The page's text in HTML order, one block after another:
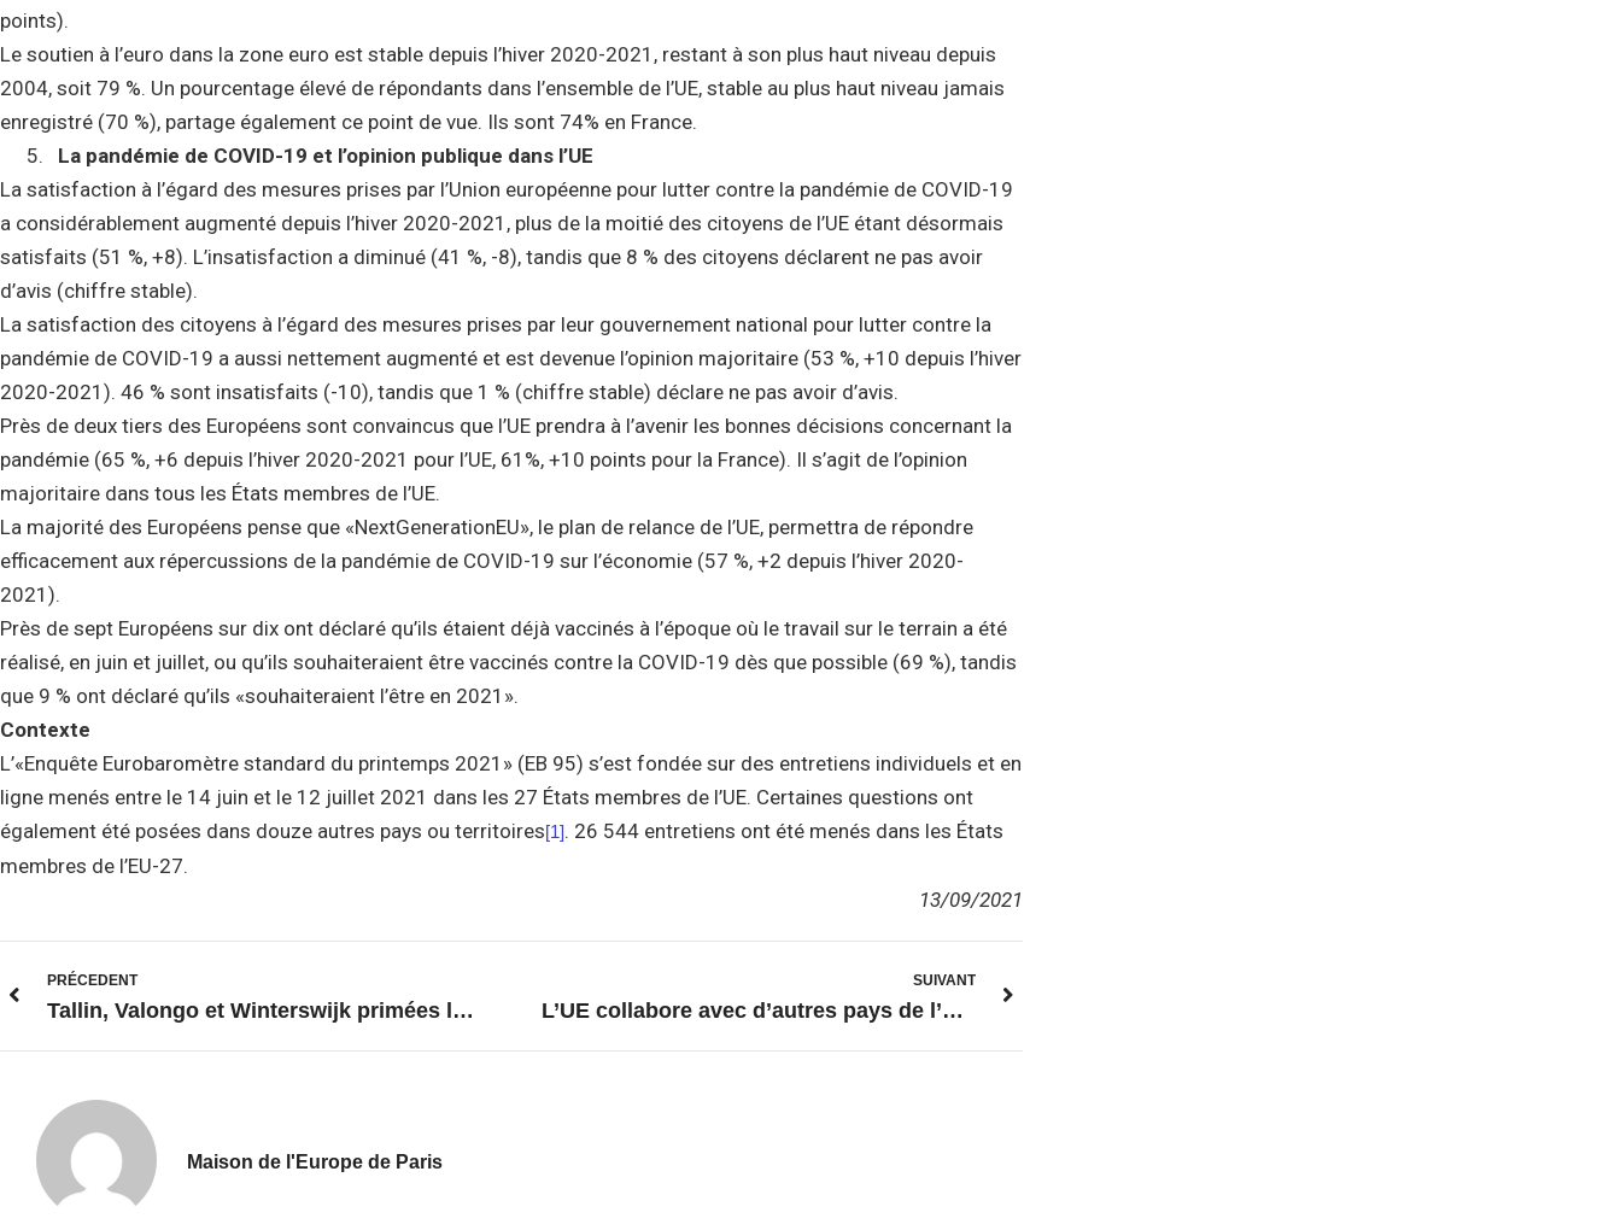
points).
Le soutien à l’euro dans la zone euro est stable depuis l’hiver 2020-2021, restant à son plus haut niveau depuis
2004, soit 79 %. Un pourcentage élevé de répondants dans l’ensemble de l’UE, stable au plus haut niveau jamais
enregistré (70 %), partage également ce point de vue. Ils sont 74% en France.
La pandémie de COVID-19 et l’opinion publique dans l’UE
La satisfaction à l’égard des mesures prises par l’Union européenne pour lutter contre la pandémie de COVID-19
a considérablement augmenté depuis l’hiver 2020-2021, plus de la moitié des citoyens de l’UE étant désormais
satisfaits (51 %, +8). L’insatisfaction a diminué (41 %, -8), tandis que 8 % des citoyens déclarent ne pas avoir
d’avis (chiffre stable).
La satisfaction des citoyens à l’égard des mesures prises par leur gouvernement national pour lutter contre la
pandémie de COVID-19 a aussi nettement augmenté et est devenue l’opinion majoritaire (53 %, +10 depuis l’hiver
2020-2021). 46 % sont insatisfaits (-10), tandis que 1 % (chiffre stable) déclare ne pas avoir d’avis.
Près de deux tiers des Européens sont convaincus que l’UE prendra à l’avenir les bonnes décisions concernant la
pandémie (65 %, +6 depuis l’hiver 2020-2021 pour l’UE, 61%, +10 points pour la France). Il s’agit de l’opinion
majoritaire dans tous les États membres de l’UE.
La majorité des Européens pense que «NextGenerationEU», le plan de relance de l’UE, permettra de répondre
efficacement aux répercussions de la pandémie de COVID-19 sur l’économie (57 %, +2 depuis l’hiver 2020-
2021).
Près de sept Européens sur dix ont déclaré qu’ils étaient déjà vaccinés à l’époque où le travail sur le terrain a été
réalisé, en juin et juillet, ou qu’ils souhaiteraient être vaccinés contre la COVID-19 dès que possible (69 %), tandis
que 9 % ont déclaré qu’ils «souhaiteraient l’être en 2021».
Contexte
L’«Enquête Eurobaromètre standard du printemps 2021» (EB 95) s’est fondée sur des entretiens individuels et en
ligne menés entre le 14 juin et le 12 juillet 2021 dans les 27 États membres de l’UE. Certaines questions ont
également été posées dans douze autres pays ou territoires[1]. 26 544 entretiens ont été menés dans les États
membres de l’EU-27.
13/09/2021
PRÉCEDENT
Tallin, Valongo et Winterswijk primées lors des European Green Capital Awards
SUIVANT
L’UE collabore avec d’autres pays de l’OCDE pour proposer l’interdiction des crédits à l’exportation pour les projets d’électricité au charbon
Maison de l'Europe de Paris